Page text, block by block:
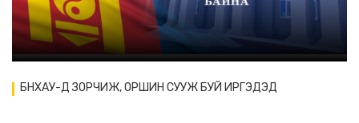
БНХАУ-Д ЗОРЧИЖ, ОРШИН СУУЖ БУЙ ИРГЭДЭД